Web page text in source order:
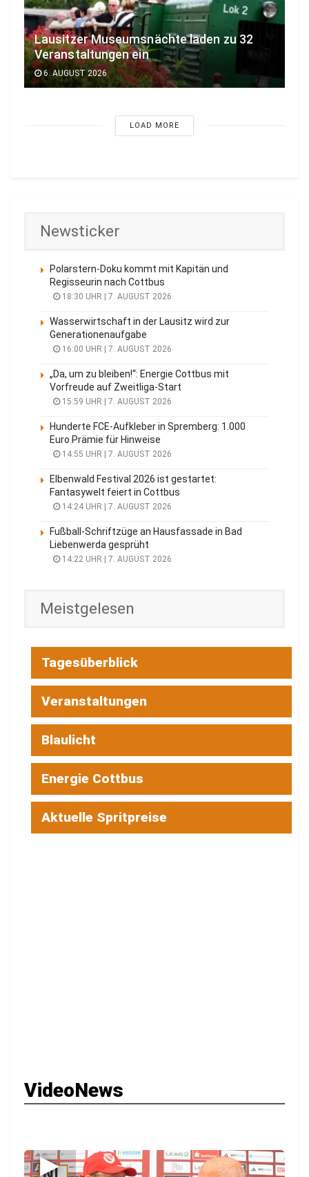
Lausitzer Museumsnächte laden zu 32
Veranstaltungen ein
6. AUGUST 2026
LOAD MORE
Newsticker
Polarstern-Doku kommt mit Kapitän und
Regisseurin nach Cottbus
18:30 UHR | 7. AUGUST 2026
Wasserwirtschaft in der Lausitz wird zur
Generationenaufgabe
16:00 UHR | 7. AUGUST 2026
„Da, um zu bleiben!“: Energie Cottbus mit
Vorfreude auf Zweitliga-Start
15:59 UHR | 7. AUGUST 2026
Hunderte FCE-Aufkleber in Spremberg: 1.000
Euro Prämie für Hinweise
14:55 UHR | 7. AUGUST 2026
Elbenwald Festival 2026 ist gestartet:
Fantasywelt feiert in Cottbus
14:24 UHR | 7. AUGUST 2026
Fußball-Schriftzüge an Hausfassade in Bad
Liebenwerda gesprüht
14:22 UHR | 7. AUGUST 2026
Meistgelesen
Tagesüberblick
Veranstaltungen
Blaulicht
Energie Cottbus
Aktuelle Spritpreise
VideoNews
▶